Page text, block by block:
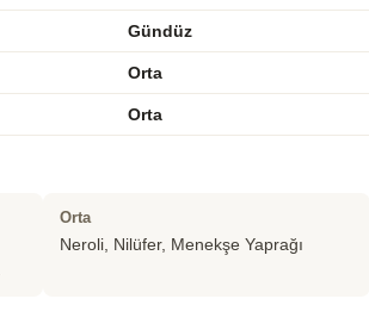
Gündüz
Orta
Orta
Orta
Neroli, Nilüfer, Menekşe Yaprağı